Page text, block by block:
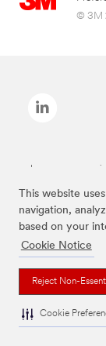
This website
navigation,
based on your
Cookie Notice
Reject Non-
Cookie
© 3M
Las marcas